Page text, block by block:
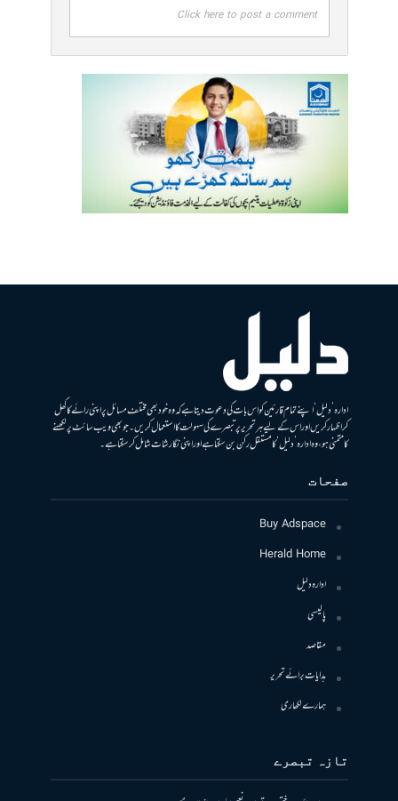
Click here to post a comment
ادارہ ’دلیل‘ اپنے تمام قارئین کو اس بات کی دعوت دیتا ہے کہ وہ خود بھی مختلف مسائل پر اپنی رائے کا کھل
کر اظہار کریں اور اس کے لیے ہر تحریر پر تبصرے کی سہولت کا استعمال کریں۔ جو بھی ویب سائٹ پر لکھنے
کا متمنی ہو، وہ ادارہ ’دلیل‘ کا مستقل رکن بن سکتا ہے اور اپنی نگارشات شامل کرسکتا ہے۔
صفحات
Buy Adspace
Herald Home
ادارہ دلیل
پالیسی
مقاصد
ہدایات برائے تحریر
ہمارے لکھاری
تازہ تبصرے